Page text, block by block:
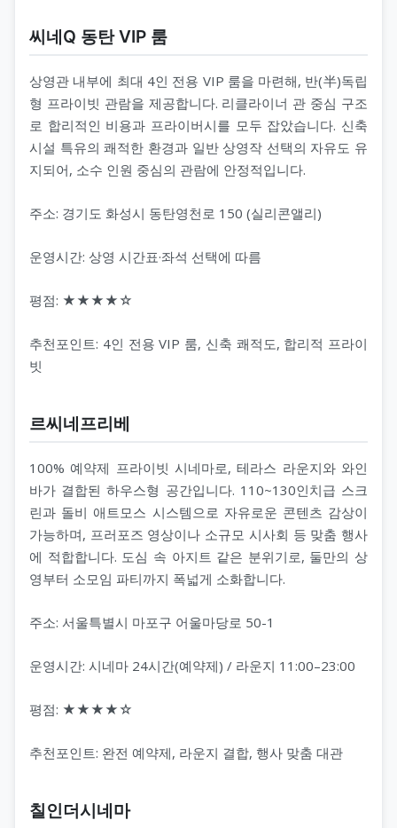
씨네Q 동탄 VIP 룸
상영관 내부에 최대 4인 전용 VIP 룸을 마련해, 반(半)독립
형 프라이빗 관람을 제공합니다. 리클라이너 관 중심 구조
로 합리적인 비용과 프라이버시를 모두 잡았습니다. 신축
시설 특유의 쾌적한 환경과 일반 상영작 선택의 자유도 유
지되어, 소수 인원 중심의 관람에 안정적입니다.
주소: 경기도 화성시 동탄영천로 150 (실리콘앨리)
운영시간: 상영 시간표·좌석 선택에 따름
평점: ★★★★☆
추천포인트: 4인 전용 VIP 룸, 신축 쾌적도, 합리적 프라이
빗
르씨네프리베
100% 예약제 프라이빗 시네마로, 테라스 라운지와 와인
바가 결합된 하우스형 공간입니다. 110~130인치급 스크
린과 돌비 애트모스 시스템으로 자유로운 콘텐츠 감상이
가능하며, 프러포즈 영상이나 소규모 시사회 등 맞춤 행사
에 적합합니다. 도심 속 아지트 같은 분위기로, 둘만의 상
영부터 소모임 파티까지 폭넓게 소화합니다.
주소: 서울특별시 마포구 어울마당로 50-1
운영시간: 시네마 24시간(예약제) / 라운지 11:00–23:00
평점: ★★★★☆
추천포인트: 완전 예약제, 라운지 결합, 행사 맞춤 대관
칠인더시네마